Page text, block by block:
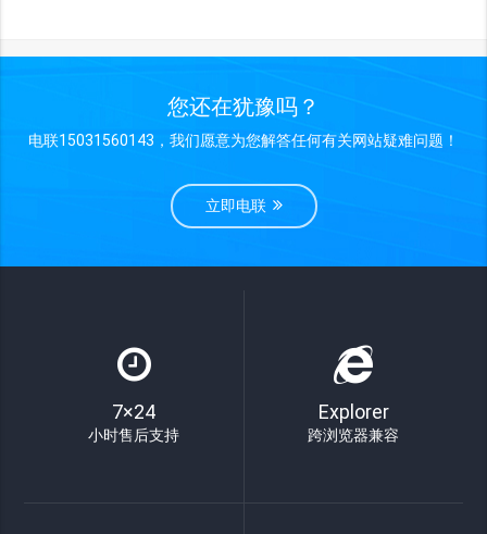
您还在犹豫吗？
电联15031560143，我们愿意为您解答任何有关网站疑难问题！
立即电联
7×24
小时售后支持
Explorer
跨浏览器兼容